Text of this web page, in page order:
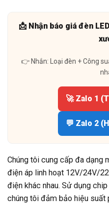
📩 Nhận báo giá đèn
👉 Nhắn: Loại đèn + Công
🚀 Zalo 1
💬 Zalo 2
Chúng tôi cung cấp đa dạng
điện áp linh hoạt 12V/24V/
điện khác nhau. Sử dụng
chúng tôi đảm bảo hiệu suất